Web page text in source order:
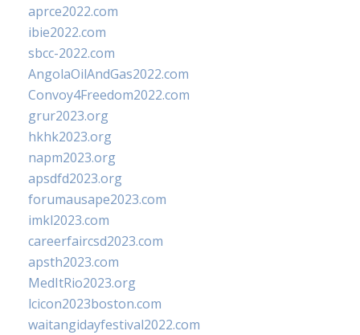
aprce2022.com
ibie2022.com
sbcc-2022.com
AngolaOilAndGas2022.com
Convoy4Freedom2022.com
grur2023.org
hkhk2023.org
napm2023.org
apsdfd2023.org
forumausape2023.com
imkl2023.com
careerfaircsd2023.com
apsth2023.com
MedItRio2023.org
lcicon2023boston.com
waitangidayfestival2022.com